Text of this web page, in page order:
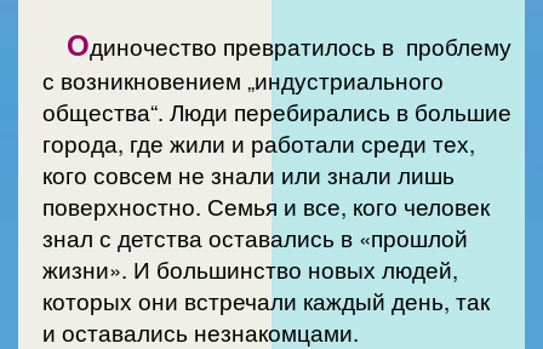
Одиночество превратилось в проблему
с возникновением „индустриального
общества“. Люди перебирались в большие
города, где жили и работали среди тех,
кого совсем не знали или знали лишь
поверхностно. Семья и все, кого человек
знал с детства оставались в «прошлой
жизни». И большинство новых людей,
которых они встречали каждый день, так
и оставались незнакомцами.